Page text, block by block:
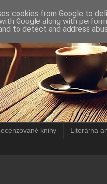
knihy Literárna
cookies from Google to
Google along with
to detect and address